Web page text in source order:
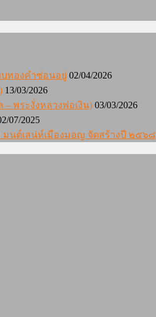
บทองคำซ่อนอยู่ 02/04/2026
13/03/2026
พระงั่งหลวงพ่อเงิน) 03/03/2026
07/2025
มนต์เสน่ห์เมืองมอญ จัดสร้างปี ๒๕๖๘